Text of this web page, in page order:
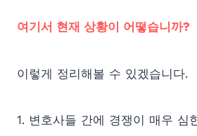
여기서 현재 상황이 어떻습니까?
이렇게 정리해볼 수 있겠습니다.
1. 변호사들 간에 경쟁이 매우 심